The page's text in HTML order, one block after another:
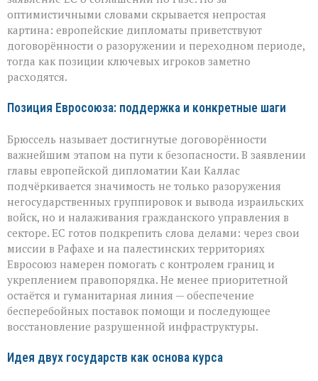
Газе:
надежды
и
противоречия
оптимистичными словами скрывается непростая
картина: европейские дипломаты приветствуют
договорённости о разоружении и переходном периоде,
тогда как позиции ключевых игроков заметно
расходятся.
Позиция Евросоюза: поддержка и конкретные шаги
Брюссель называет достигнутые договорённости
важнейшим этапом на пути к безопасности. В заявлении
главы европейской дипломатии Каи Каллас
подчёркивается значимость не только разоружения
негосударственных группировок и вывода израильских
войск, но и налаживания гражданского управления в
секторе. ЕС готов подкрепить слова делами: через свои
миссии в Рафахе и на палестинских территориях
Евросоюз намерен помогать с контролем границ и
укреплением правопорядка. Не менее приоритетной
остаётся и гуманитарная линия — обеспечение
бесперебойных поставок помощи и последующее
восстановление разрушенной инфраструктуры.
Идея двух государств как основа курса